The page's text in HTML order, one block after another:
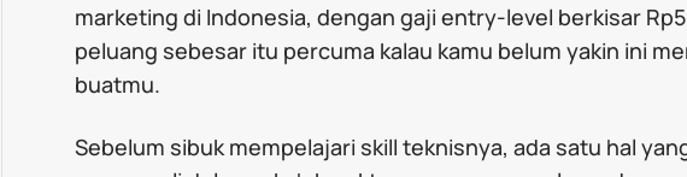
marketing di Indonesia, dengan gaji entry-level berkisar
peluang sebesar itu percuma kalau kamu belum yakin ini
buatmu.
Sebelum sibuk mempelajari skill teknisnya, ada satu hal